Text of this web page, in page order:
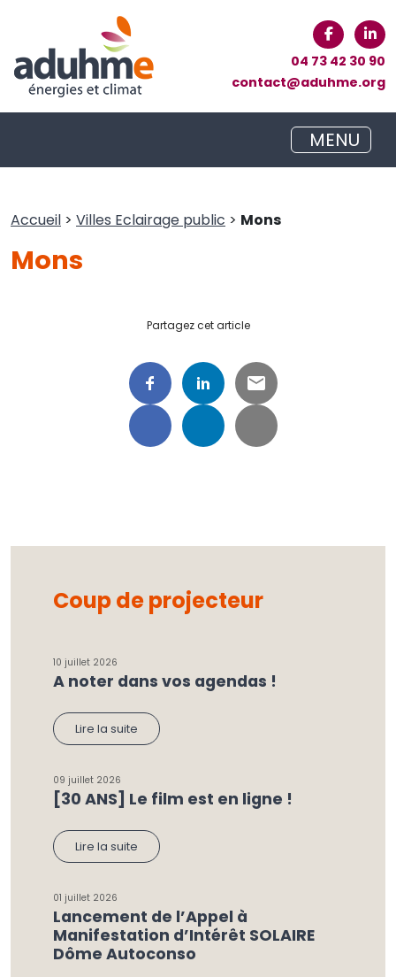
04 73 42 30 90
contact@aduhme.org
MENU
Accueil > Villes Eclairage public > Mons
Mons
Partagez cet article
Coup de projecteur
10 juillet 2026
A noter dans vos agendas !
Lire la suite
09 juillet 2026
[30 ANS] Le film est en ligne !
Lire la suite
01 juillet 2026
Lancement de l’Appel à
Manifestation d’Intérêt SOLAIRE
Dôme Autoconso